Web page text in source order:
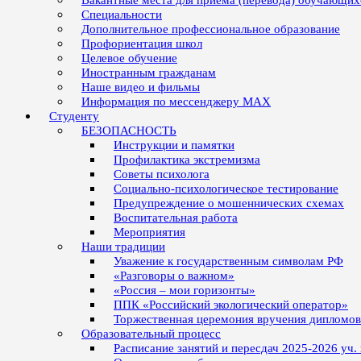
Специальности
Дополнительное профессиональное образование
Профориентация школ
Целевое обучение
Иностранным гражданам
Наше видео и фильмы
Информация по мессенджеру MAX
Студенту
БЕЗОПАСНОСТЬ
Инструкции и памятки
Профилактика экстремизма
Советы психолога
Социально-психологическое тестирование
Предупреждение о мошеннических схемах
Воспитательная работа
Мероприятия
Наши традиции
Уважение к государственным символам РФ
«Разговоры о важном»
«Россия – мои горизонты»
ППК «Российский экологический оператор»
Торжественная церемония вручения
Образовательный процесс
Расписание занятий и пересдач 2025-2026 уч.